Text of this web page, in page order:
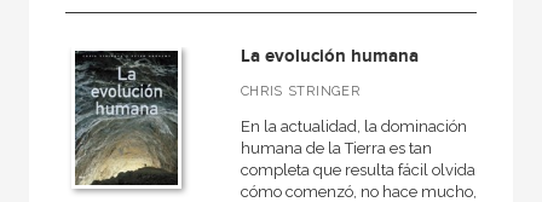
Historia
General
MATERIAS
La evolución humana
CHRIS STRINGER
En la actualidad, la dominación
humana de la Tierra es tan
completa que resulta fácil olvidar
cómo comenzó, no hace mucho,